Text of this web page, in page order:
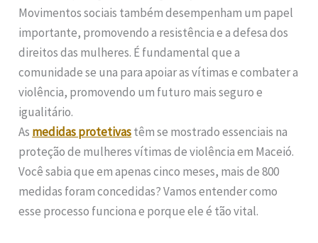
Movimentos sociais também desempenham um papel
importante, promovendo a resistência e a defesa dos
direitos das mulheres. É fundamental que a
comunidade se una para apoiar as vítimas e combater a
violência, promovendo um futuro mais seguro e
igualitário.
As medidas protetivastêm se mostrado essenciais na
proteção de mulheres vítimas de violência em Maceió.
Você sabia que em apenas cinco meses, mais de 800
medidas foram concedidas? Vamos entender como
esse processo funciona e porque ele é tão vital.